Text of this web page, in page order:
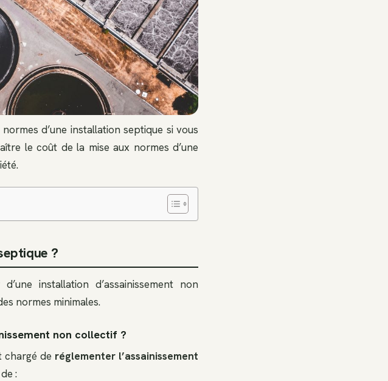
d’une installation septique si vous
le coût de la mise aux normes d’une
?
installation d’assainissement non
normes minimales.
non collectif ?
chargé de réglementer l’assainissement
: